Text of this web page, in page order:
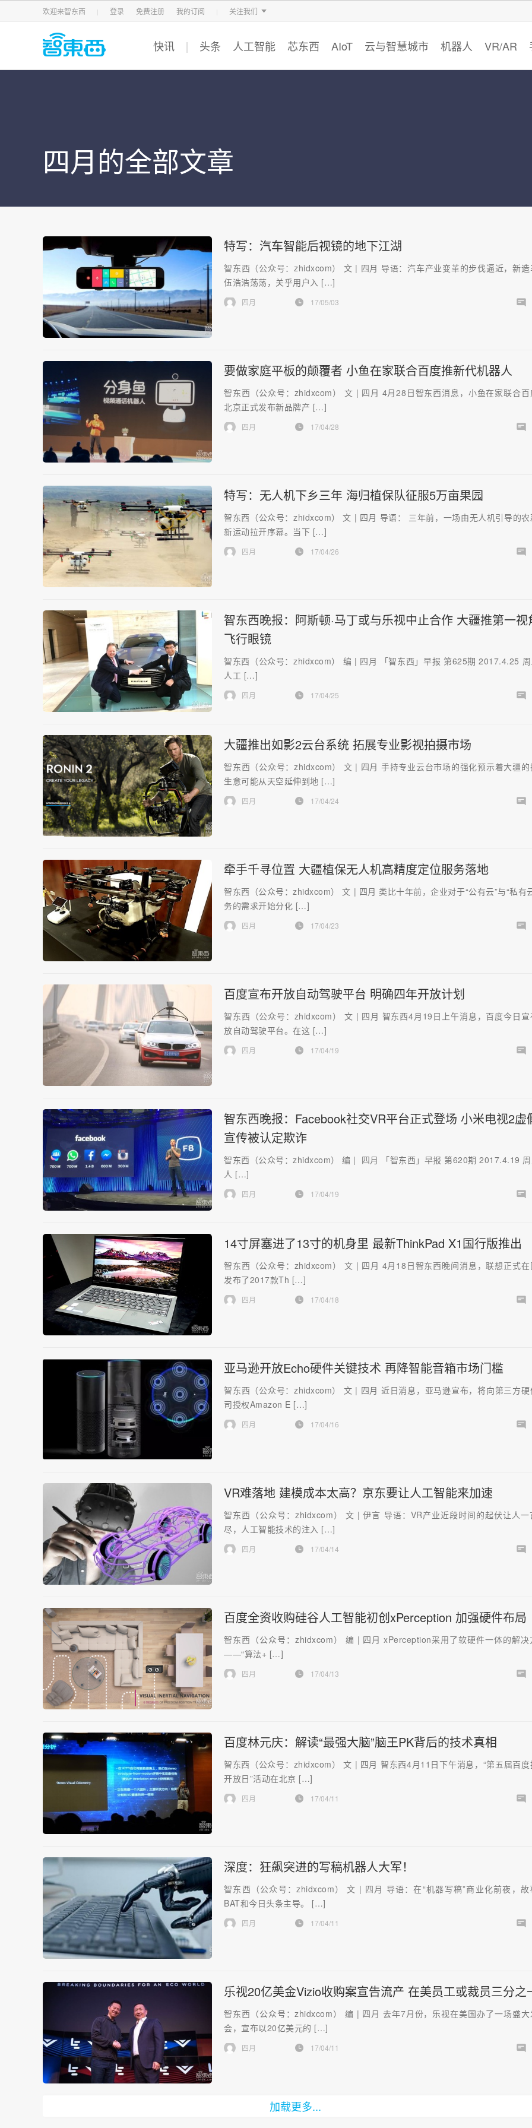
欢迎来智东西 登录 免费注册 我的订阅 关注我们
智东西 车东西 芯东西 智猩猩
快讯 头条 人工智能 芯东西 AIoT 云与智慧城市 机器人 VR/AR
四月的全部文章
特写：汽车智能后视镜的地下江湖
智东西（公众号：zhidxcom） 文 | 四月 导语：汽车产业变革的步伐逼近，新造
伍浩浩荡荡，关乎用户入 […]
四月 17/05/03
要做家庭平板的颠覆者 小鱼在家联合百度推新代机器人
智东西（公众号：zhidxcom） 文 | 四月 4月28日智东西消息，小鱼在家联合百
北京正式发布新品牌产 […]
四月 17/04/28
特写：无人机下乡三年 海归植保队征服5万亩果园
智东西（公众号：zhidxcom） 文 | 四月 导语： 三年前，一场由无人机引导的农
新运动拉开序幕。当下 […]
四月 17/04/26
智东西晚报：阿斯顿·马丁或与乐视中止合作 大疆推第一视
飞行眼镜
智东西（公众号：zhidxcom） 编 | 四月 「智东西」早报 第625期 2017.4.25
人工 […]
四月 17/04/25
大疆推出如影2云台系统 拓展专业影视拍摄市场
智东西（公众号：zhidxcom） 文 | 四月 手持专业云台市场的强化预示着大疆的
生意可能从天空延伸到地 […]
四月 17/04/24
牵手千寻位置 大疆植保无人机高精度定位服务落地
智东西（公众号：zhidxcom） 文 | 四月 类比十年前，企业对于“公有云”与“私有
务的需求开始分化 […]
四月 17/04/23
百度宣布开放自动驾驶平台 明确四年开放计划
智东西（公众号：zhidxcom） 文 | 四月 智东西4月19日上午消息，百度今日宣
放自动驾驶平台。在这 […]
四月 17/04/19
智东西晚报：Facebook社交VR平台正式登场 小米电视2虚
宣传被认定欺诈
智东西（公众号：zhidxcom） 编 | 四月 「智东西」早报 第620期 2017.4.19
人 […]
四月 17/04/19
14寸屏塞进了13寸的机身里 最新ThinkPad X1国行版推出
智东西（公众号：zhidxcom） 文 | 四月 4月18日智东西晚间消息，联想正式在
发布了2017款Th […]
四月 17/04/18
亚马逊开放Echo硬件关键技术 再降智能音箱市场门槛
智东西（公众号：zhidxcom） 文 | 四月 近日消息，亚马逊宣布，将向第三方硬
司授权Amazon E […]
四月 17/04/16
VR难落地 建模成本太高？京东要让人工智能来加速
智东西（公众号：zhidxcom） 文 | 伊言 导语：VR产业近段时间的起伏让人一
尽，人工智能技术的注入 […]
四月 17/04/14
百度全资收购硅谷人工智能初创xPerception 加强硬件布局
智东西（公众号：zhidxcom） 编 | 四月 xPerception采用了软硬件一体的解决
——“算法+ […]
四月 17/04/13
百度林元庆：解读“最强大脑”脑王PK背后的技术真相
智东西（公众号：zhidxcom） 文 | 四月 智东西4月11日下午消息，“第五届百度
开放日”活动在北京 […]
四月 17/04/11
深度：狂飙突进的写稿机器人大军！
智东西（公众号：zhidxcom） 文 | 四月 导语：在“机器写稿”商业化前夜，故
BAT和今日头条主导。 […]
四月 17/04/11
乐视20亿美金Vizio收购案宣告流产 在美员工或裁员三分之
智东西（公众号：zhidxcom） 编 | 四月 去年7月份，乐视在美国办了一场盛大
会，宣布以20亿美元的 […]
四月 17/04/11
加载更多...